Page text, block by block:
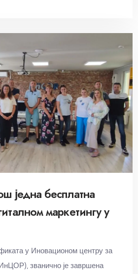
једна бесплатна
маркетингу у
у Иновационом центру за
званично је завршена